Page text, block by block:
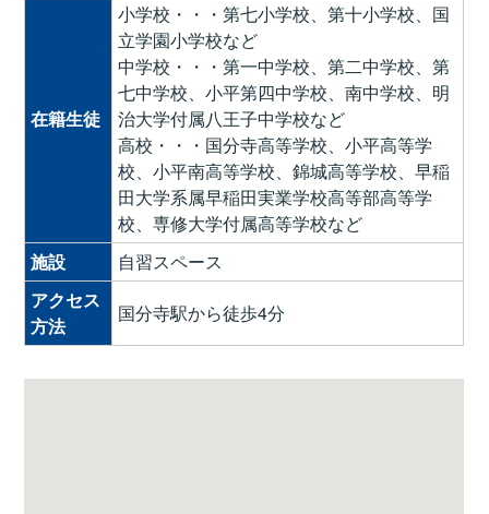
在籍生徒
小学校・・・第七小学校、第十小学校、国
立学園小学校など
中学校・・・第一中学校、第二中学校、第
七中学校、小平第四中学校、南中学校、明
治大学付属八王子中学校など
高校・・・国分寺高等学校、小平高等学
校、小平南高等学校、錦城高等学校、早稲
田大学系属早稲田実業学校高等部高等学
校、専修大学付属高等学校など
施設
自習スペース
アクセス
方法
国分寺駅から徒歩4分